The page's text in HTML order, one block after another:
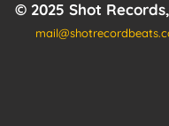
© 2025 Shot